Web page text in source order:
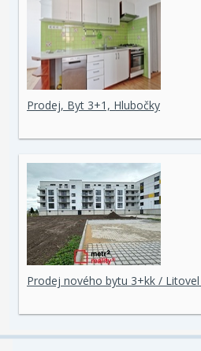
Prodej, Byt 3+1, Hlubočky
Prodej nového bytu 3+kk / Litovel